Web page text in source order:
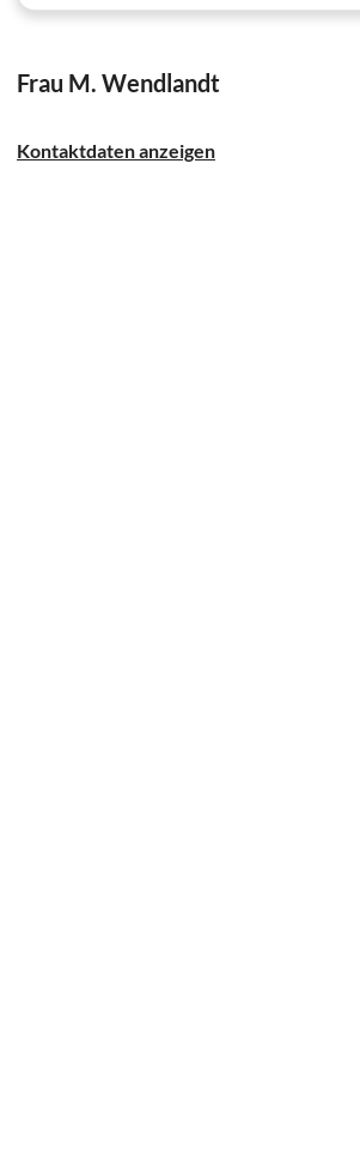
Frau M. Wendlandt
Kontaktdaten anzeigen